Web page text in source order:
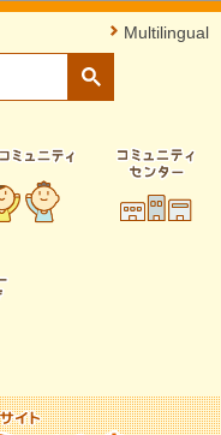
へ移動
Multilingual